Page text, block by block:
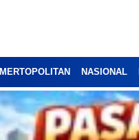
MERTOPOLITAN NASIONAL